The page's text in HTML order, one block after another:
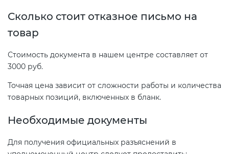
Сколько стоит отказное письмо на
товар
Стоимость документа в нашем центре составляет от
3000 руб.
Точная цена зависит от сложности работы и количества
товарных позиций, включенных в бланк.
Необходимые документы
Для получения официальных разъяснений в